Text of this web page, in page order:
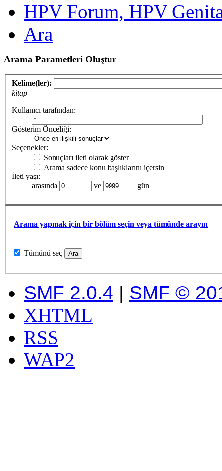
HPV Forum, HPV
Ara
Arama Parametleri Oluştur
Kelime(ler):
kitap
Kullanıcı tarafından:
Gösterim Önceliği:
Seçenekler:
Sonuçları ileti olarak göster
Arama sadece konu başlıklarını içersin
İleti yaşı:
arasında
ve gün
Arama yapmak için bir bölüm seçin veya tümünde arayın
Tümünü seç
SMF 2.0.4 | SMF ©
XHTML
RSS
WAP2